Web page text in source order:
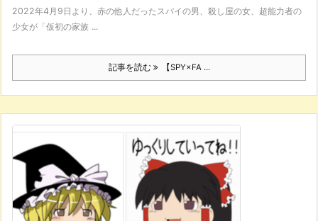
2022年4月9日より、赤の他人だったスパイの男、殺し屋の女、超能力者の
少女が「仮初の家族 ...
記事を読む 【SPY×FA ...